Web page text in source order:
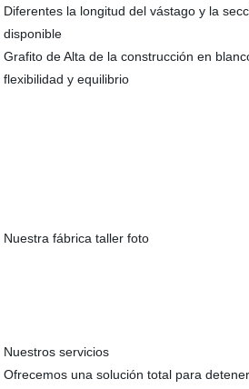
Diferentes la longitud del vástago y la
disponible
Grafito de Alta de la construcción en
flexibilidad y equilibrio
Nuestra fábrica taller foto
Nuestros servicios
Ofrecemos una solución total para